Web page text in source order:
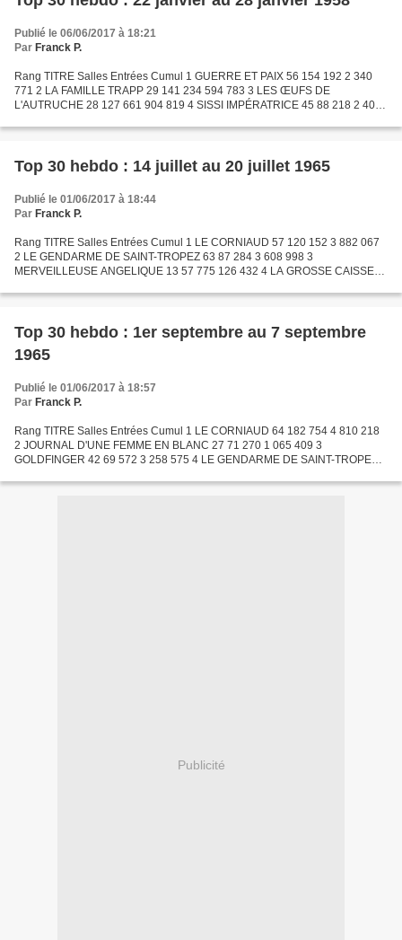
Publié le 06/06/2017 à 18:21
Par Franck P.
Rang TITRE Salles Entrées Cumul 1 GUERRE ET PAIX 56 154 192 2 340
771 2 LA FAMILLE TRAPP 29 141 234 594 783 3 LES ŒUFS DE
L'AUTRUCHE 28 127 661 904 819 4 SISSI IMPÉRATRICE 45 88 218 2 402
Top 30 hebdo : 14 juillet au 20 juillet 1965
Publié le 01/06/2017 à 18:44
Par Franck P.
Rang TITRE Salles Entrées Cumul 1 LE CORNIAUD 57 120 152 3 882 067
2 LE GENDARME DE SAINT-TROPEZ 63 87 284 3 608 998 3
MERVEILLEUSE ANGELIQUE 13 57 775 126 432 4 LA GROSSE CAISSE
POUR OSS...
Top 30 hebdo : 1er septembre au 7 septembre
1965
Publié le 01/06/2017 à 18:57
Par Franck P.
Rang TITRE Salles Entrées Cumul 1 LE CORNIAUD 64 182 754 4 810 218
2 JOURNAL D'UNE FEMME EN BLANC 27 71 270 1 065 409 3
GOLDFINGER 42 69 572 3 258 575 4 LE GENDARME DE SAINT-TROPEZ
951 6...
Publicité